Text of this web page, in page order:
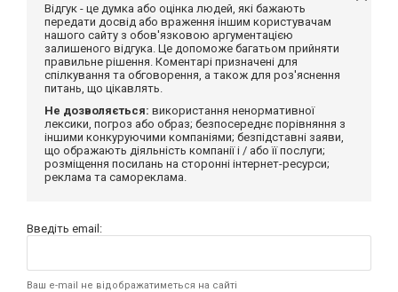
Відгук - це думка або оцінка людей, які бажають
передати досвід або враження іншим користувачам
нашого сайту з обов'язковою аргументацією
залишеного відгука. Це допоможе багатьом прийняти
правильне рішення. Коментарі призначені для
спілкування та обговорення, а також для роз'яснення
питань, що цікавлять.
Не дозволяється: використання ненормативної
лексики, погроз або образ; безпосереднє порівняння з
іншими конкуруючими компаніями; безпідставні заяви,
що ображають діяльність компанії і / або її послуги;
розміщення посилань на сторонні інтернет-ресурси;
реклама та самореклама.
Введіть email:
Ваш e-mail не відображатиметься на сайті